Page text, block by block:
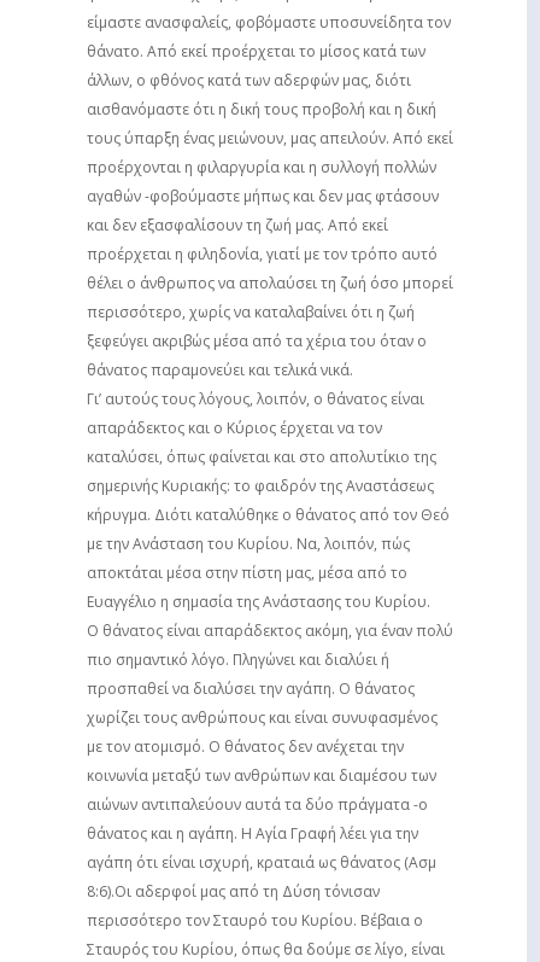
είμαστε ανασφαλείς, φοβόμαστε υποσυνείδητα τον
θάνατο. Από εκεί προέρχεται το μίσος κατά των
άλλων, ο φθόνος κατά των αδερφών μας, διότι
αισθανόμαστε ότι η δική τους προβολή και η δική
τους ύπαρξη ένας μειώνουν, μας απειλούν. Από εκεί
προέρχονται η φιλαργυρία και η συλλογή πολλών
αγαθών -φοβούμαστε μήπως και δεν μας φτάσουν
και δεν εξασφαλίσουν τη ζωή μας. Από εκεί
προέρχεται η φιληδονία, γιατί με τον τρόπο αυτό
θέλει ο άνθρωπος να απολαύσει τη ζωή όσο μπορεί
περισσότερο, χωρίς να καταλαβαίνει ότι η ζωή
ξεφεύγει ακριβώς μέσα από τα χέρια του όταν ο
θάνατος παραμονεύει και τελικά νικά.
Γι’ αυτούς τους λόγους, λοιπόν, ο θάνατος είναι
απαράδεκτος και ο Κύριος έρχεται να τον
καταλύσει, όπως φαίνεται και στο απολυτίκιο της
σημερινής Κυριακής: το φαιδρόν της Αναστάσεως
κήρυγμα. Διότι καταλύθηκε ο θάνατος από τον Θεό
με την Ανάσταση του Κυρίου. Να, λοιπόν, πώς
αποκτάται μέσα στην πίστη μας, μέσα από το
Ευαγγέλιο η σημασία της Ανάστασης του Κυρίου.
Ο θάνατος είναι απαράδεκτος ακόμη, για έναν πολύ
πιο σημαντικό λόγο. Πληγώνει και διαλύει ή
προσπαθεί να διαλύσει την αγάπη. Ο θάνατος
χωρίζει τους ανθρώπους και είναι συνυφασμένος
με τον ατομισμό. Ο θάνατος δεν ανέχεται την
κοινωνία μεταξύ των ανθρώπων και διαμέσου των
αιώνων αντιπαλεύουν αυτά τα δύο πράγματα -ο
θάνατος και η αγάπη. Η Αγία Γραφή λέει για την
αγάπη ότι είναι ισχυρή, κραταιά ως θάνατος (Ασμ
8:6).Οι αδερφοί μας από τη Δύση τόνισαν
περισσότερο τον Σταυρό του Κυρίου. Βέβαια ο
Σταυρός του Κυρίου, όπως θα δούμε σε λίγο, είναι